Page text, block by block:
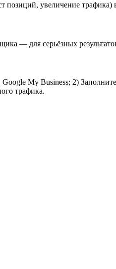
позиций, увеличение трафика)
— для серьёзных
My Business; 2)
трафика.